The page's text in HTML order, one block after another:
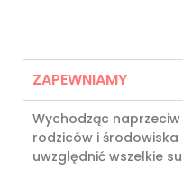
ZAPEWNIAMY
Wychodząc
rodziców i
uwzględnić wszelkie